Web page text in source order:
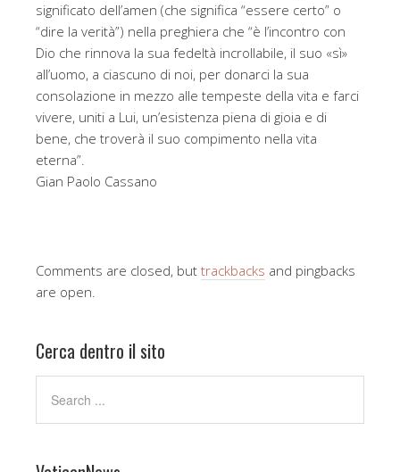
significato dell’amen (che significa “essere certo” o
“dire la verità”) nella preghiera che “è l’incontro con
Dio che rinnova la sua fedeltà incrollabile, il suo «sì»
all’uomo, a ciascuno di noi, per donarci la sua
consolazione in mezzo alle tempeste della vita e farci
vivere, uniti a Lui, un’esistenza piena di gioia e di
bene, che troverà il suo compimento nella vita
eterna”.
Gian Paolo Cassano
Comments are closed, but trackbacks and pingbacks
are open.
Cerca dentro il sito